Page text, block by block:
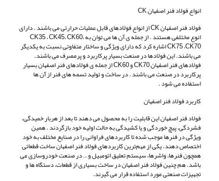
انواع فولاد فنر اصفهان CK
فولاد فنر اصفهان CK از انواع فولادهای قابل عملیات حرارتی می باشند . دارای
انوع مختلفی هستند . از جمله ی آن ها می توان به CK35 ، CK45، CK60،
CK75 ،CK70 اشاره کرد که دارای ویژگی و ساختار متفاوتی نسبت به یکدیگر
می باشند. این فولادها در صنعت بسیار پرکاربرد و پرمصرف می باشند.
فولادهای فنر اصفهان CK70 و CK60 از جمله ی فولادهای فنر اصفهان بسیار
پرکاربرد در صنعت می باشند . در ساخت و تولید تسمه های فنر از آن ها
استفاده می شود .
کاربرد فولاد فنر اصفهان
فولاد فنر اصفهان این قابلیت را به محصول می دهند تا بعد از هربار خمیدگی،
فشردگی، پیچ خوردگی و یا کشیدگی به حالت اولیه خود بازگردند . همین
ویژگی در فنرها موجب شده تا کاربردهای فراوانی را در صنایع مختلف به خود
اختصاص دهند. یکی از مهم‌ترین کاربردهای فولاد فنر اصفهان ساخت قطعاتی
همچون فنرها، واشرها، سیستم تعلیق اتومبیل و… در صنعت خودروسازی می
باشد. هم چنین فولاد فنر اصفهان در ساخت بسیاری از قطعات، دستگاه ها و
تجهیزات صنعتی مورد استفاده قرار می گیرند.